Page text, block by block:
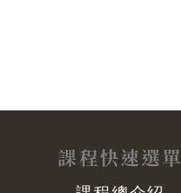
課程快速選單